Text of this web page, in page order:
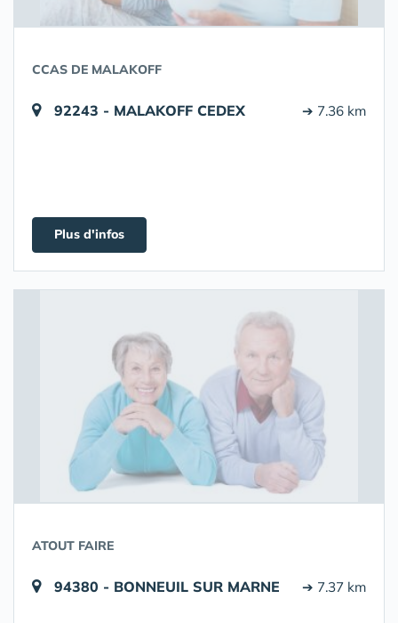
CCAS DE MALAKOFF
92243 - MALAKOFF CEDEX ➔ 7.36 km
Plus d'infos
ATOUT FAIRE
94380 - BONNEUIL SUR MARNE ➔ 7.37 km